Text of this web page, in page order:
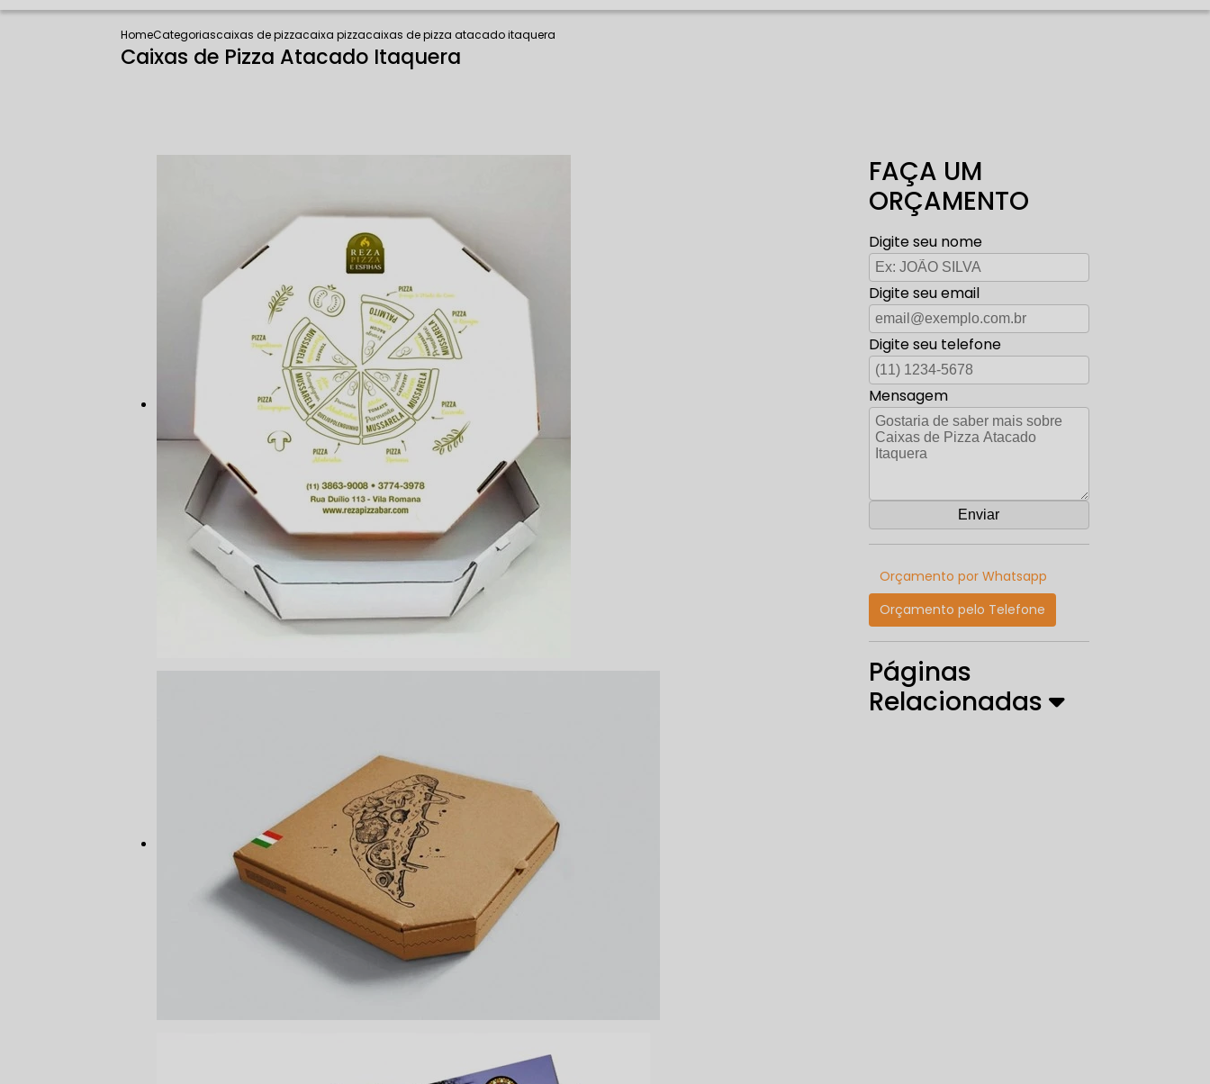
HomeCategoriascaixas de pizzacaixa pizzacaixas de pizza atacado itaquera
Caixas de Pizza Atacado Itaquera
FAÇA UM
ORÇAMENTO
Digite seu nome
Digite seu email
Digite seu telefone
Mensagem
Orçamento por Whatsapp
Orçamento pelo Telefone
Páginas
Relacionadas